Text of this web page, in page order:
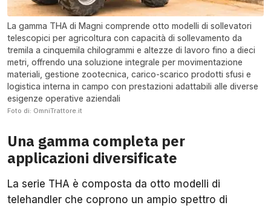
La gamma THA di Magni comprende otto modelli di sollevatori
telescopici per agricoltura con capacità di sollevamento da
tremila a cinquemila chilogrammi e altezze di lavoro fino a dieci
metri, offrendo una soluzione integrale per movimentazione
materiali, gestione zootecnica, carico-scarico prodotti sfusi e
logistica interna in campo con prestazioni adattabili alle diverse
esigenze operative aziendali
Foto di: OmniTrattore.it
Una gamma completa per
applicazioni diversificate
La serie THA è composta da otto modelli di
telehandler che coprono un ampio spettro di